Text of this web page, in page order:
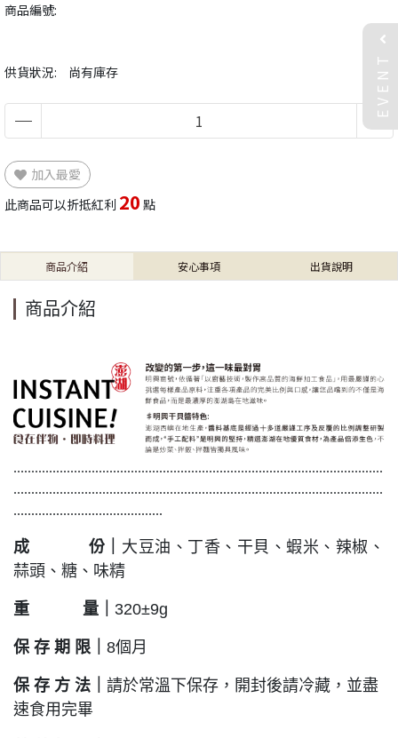
商品編號:
供貨狀況: 尚有庫存
加入最愛
此商品可以折抵紅利 20 點
商品介紹 安心事項 出貨說明
商品介紹
........................................................................................................
........................................................................................................
..........................................
成 份
大豆油、丁香、干貝、蝦米、辣椒、
蒜頭、糖、味精
重 量 320±9g
保 存 期 限 8個月
保 存 方 法
請於常溫下保存，開封後請冷藏，並盡
速食用完畢
EVENT